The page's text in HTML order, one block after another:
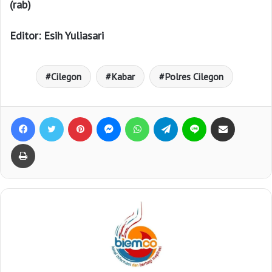
(rab)
Editor: Esih Yuliasari
Cilegon Kabar Polres Cilegon